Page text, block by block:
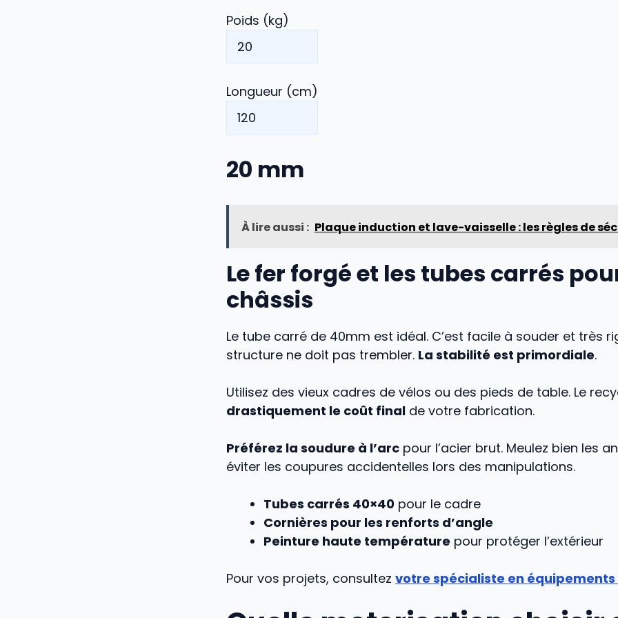
Poids (kg)
Longueur (cm)
20 mm
À lire aussi : Plaque induction et lave-vaisselle : les règles de
Le fer forgé et les tubes carrés
châssis
Le tube carré de 40mm est idéal. C’est facile à souder et très
structure ne doit pas trembler. La stabilité est primordiale.
Utilisez des vieux cadres de vélos ou des pieds de table. Le
drastiquement le coût final de votre fabrication.
Préférez la soudure à l’arc pour l’acier brut. Meulez bien les
éviter les coupures accidentelles lors des manipulations.
Tubes carrés 40×40 pour le cadre
Cornières pour les renforts d’angle
Peinture haute température pour protéger l’extérieur
Pour vos projets, consultez votre spécialiste en